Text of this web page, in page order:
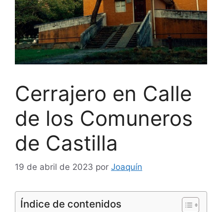
Cerrajero en Calle
de los Comuneros
de Castilla
19 de abril de 2023 por Joaquín
Índice de contenidos